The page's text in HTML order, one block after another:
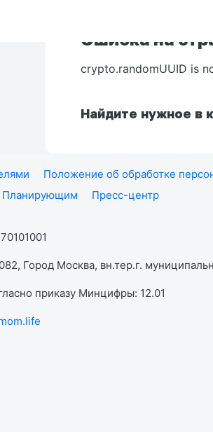
Ошибка на
crypto.randomUUID is
Найдите нужное в
Положение об обработке
Планирующим Пресс-центр
Город Москва, вн.тер.г.
приказу Минцифры: 12.01